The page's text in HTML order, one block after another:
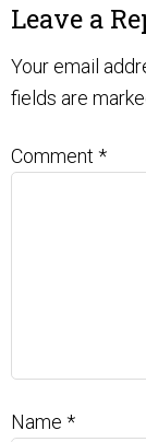
Leave a
Your email
fields are
Comment *
Name *